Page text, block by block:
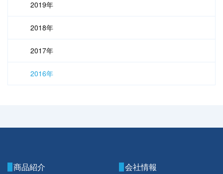
2019年
2018年
2017年
2016年
商品紹介 会社情報